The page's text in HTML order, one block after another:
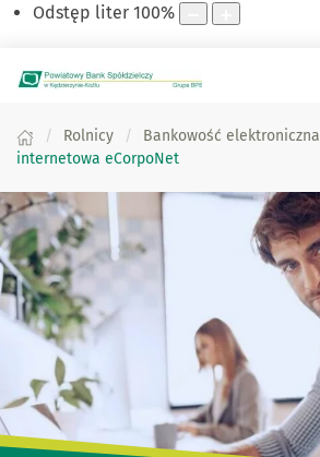
Odstęp liter 100%
Rolnicy Bankowość elektroniczna
internetowa eCorpoNet